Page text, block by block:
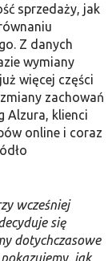
sprzedaży, jak
Z danych
wymiany
więcej części
zachowań
Alzura, klienci
online i coraz
wcześniej
się
dotychczasowe
jak